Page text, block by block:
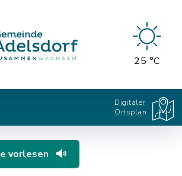
25 °C
Digitaler
Ortsplan
vorlesen